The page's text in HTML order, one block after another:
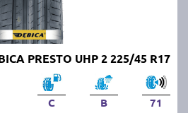
PRESTO UHP 2 225/45 R17
C B 71